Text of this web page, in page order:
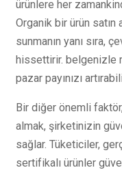
ürünlere her
Organik bir ürün satın
sunmanın yanı sıra,
hissettirir. belgenizle
pazar payınızı
Bir diğer önemli
almak, şirketinizin
sağlar. Tüketiciler,
sertifikalı ürünler